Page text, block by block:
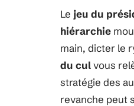
Le jeu du
hiérarchie
main, dicter le
du culvous
stratégie des
revanche peut